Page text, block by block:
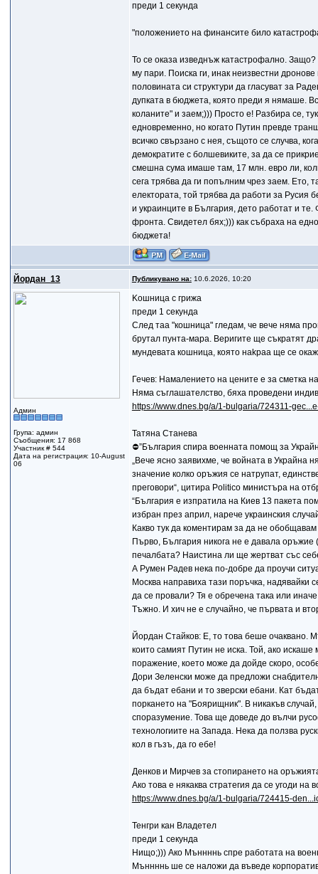
преди 1 секунда
"положението на финансите било
То се оказа изведнъж катастрофално.
му пари. Поиска ги, инак неизвестни
половината си структури да гласуват за
дупката в бюджета, която преди я нямаше.
коланите" и заем;))) Просто е! Разбира се,
едновременно, но когато Путин превде
всичко свързано с нея, същото се случва,
демократите с болшевиките, за да се
смешна сума имаше там, 17 млн. евро ли,
сега трябва да ги попълним чрез заем. Ето,
електората, той трябва да работи за Русия
и украинците в България, дето работат и
фронта. Свидетел бях;))) как събраха на
бюджета!
Йордан_13 Публикувано на:10.6.2026, 10:20
Админ
Група: админ
Съобщения: 17 868
Участник # 544
Дата на регистрация: 10-August
06
Koшница с грижа
преди 1 секунда
След таа "кошница" гледам, че вече няма
брутал пунта-мара. Веригите ще съкратят
мундевата кошница, която наkраа ще се
Гечев: Намалението на цените е за сметка
Няма съглашателство, бяха проведени
https://www.dnes.bg/a/1-bulgaria/724311-
Татяна Станева
⛔️”България спира военната помощ за
„Вече ясно заявихме, че войната в
значение колко оръжия се натрупат,
преговори“, цитира Politico министъра на
“България е изпратила на Киев 13 пакета
избран през април, нарече украинския
Какво тук да коментирам за да не
Първо, България никога не е давала
печалбата? Наистина ли ще жертват със
А Румен Радев нека по-добре да проучи
Москва направиха тази поръчка,
да се провали? Тя е обречена така или
Тъжно. И хич не е случайно, че първата и
Йордан Стайков: Е, то това беше очаквано.
които самият Путин не иска. Той, ако
поражение, което може да дойде скоро,
Дори Зеленски може да предложи
да бъдат ебани и то зверски ебани. Кат
поркането на "Боярищник". В никакъв
споразумение. Това ще доведе до вълчи
технологиите на Запада. Нека да ползва
кол в гъзъ, да го ебе!
Денков и Мирчев за стопирането на
Ако това е някаква стратегия да се угоди на
https://www.dnes.bg/a/1-bulgaria/724415-
Тенгри кан Владетел
преди 1 секунда
Нищо;))) Ако Мъннннь спре работата на
Мъннннь ше се наложи да въведе